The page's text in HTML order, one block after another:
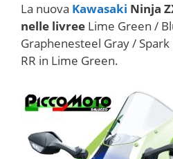
La nuova Kawasaki Ninja
nelle livree Lime Green /
Graphenesteel Gray /
RR in Lime Green.